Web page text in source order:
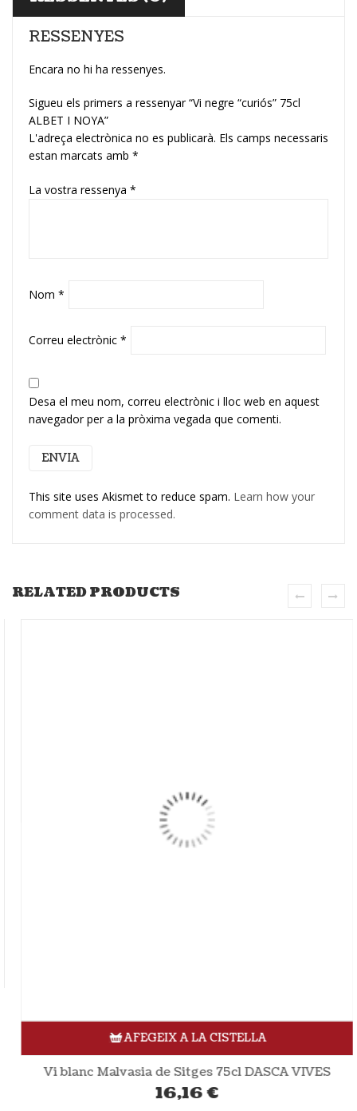
RESSENYES
Encara no hi ha ressenyes.
Sigueu els primers a ressenyar “Vi negre “curiós” 75cl
ALBET I NOYA”
L'adreça electrònica no es publicarà. Els camps necessaris
estan marcats amb *
La vostra ressenya *
Nom *
Correu electrònic *
Desa el meu nom, correu electrònic i lloc web en aquest
navegador per a la pròxima vegada que comenti.
This site uses Akismet to reduce spam. Learn how your
comment data is processed.
RELATED PRODUCTS
AFEGEIX A LA CISTELLA
Vi blanc Malvasia de Sitges 75cl DASCA VIVES
16,16€